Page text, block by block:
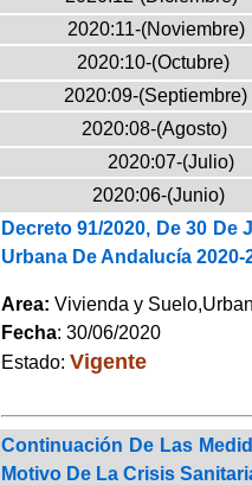
2020:11-(Noviembre)
2020:10-(Octubre)
2020:09-(Septiembre)
2020:08-(Agosto)
2020:07-(Julio)
2020:06-(Junio)
Decreto 91/2020, De 30
Urbana De Andalucía 2020-
Area: Vivienda y
Fecha: 30/06/2020
Estado: Vigente
Continuación De Las
Motivo De La Crisis